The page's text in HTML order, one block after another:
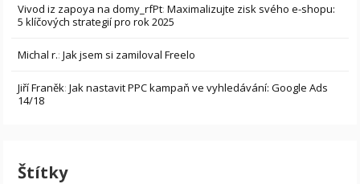
Vivod iz zapoya na domy_rfPt:Maximalizujte zisk svého e-shopu:
5 klíčových strategií pro rok 2025
Michal r.:Jak jsem si zamiloval Freelo
Jiří Franěk:Jak nastavit PPC kampaň ve vyhledávání: Google Ads
14/18
Štítky